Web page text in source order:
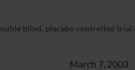
blind, placebo controlled
March 7, 2003